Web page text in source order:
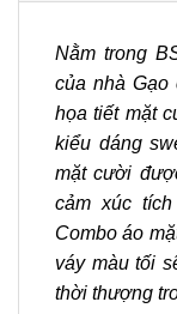
Nằm trong
của nhà Gạo
họa tiết mặt
kiểu dáng
mặt cười
cảm xúc
Combo áo
váy màu tối
thời thượng